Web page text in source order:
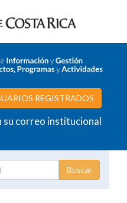
REGISTRADOS
su correo institucional